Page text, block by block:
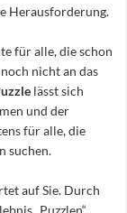
Herausforderung.
für alle, die schon
nicht an das
lässt sich
und der
für alle, die
suchen.
auf Sie. Durch
„Puzzlen“